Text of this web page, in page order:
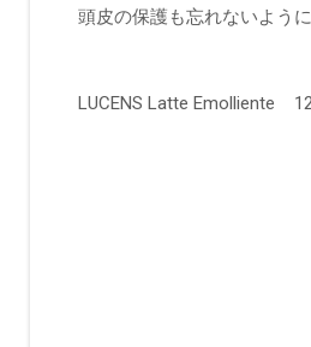
頭皮の保護も忘れないよう
LUCENS Latte Emolliente